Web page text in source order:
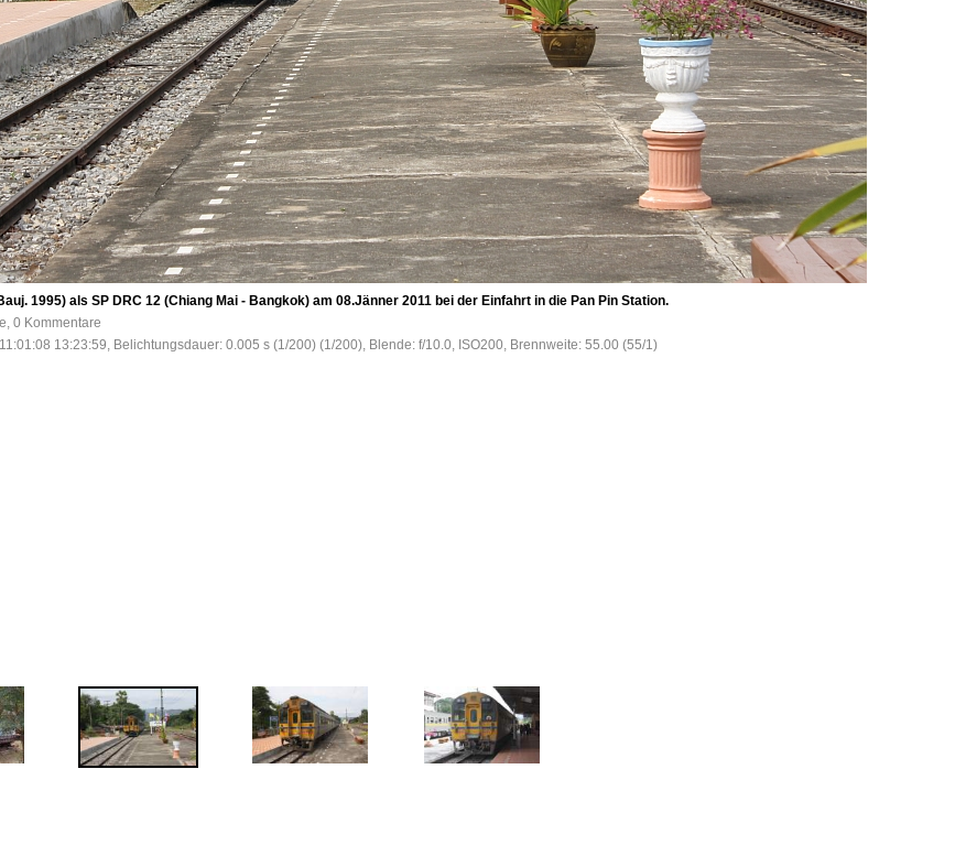
1995) als SP DRC 12 (Chiang Mai - Bangkok) am 08.Jänner 2011 bei der Einfahrt in die Pan Pin Station.
0 Kommentare
13:23:59, Belichtungsdauer: 0.005 s (1/200) (1/200), Blende: f/10.0, ISO200, Brennweite: 55.00 (55/1)